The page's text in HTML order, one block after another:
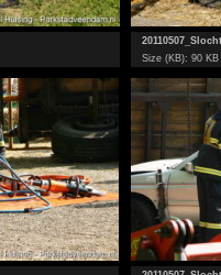
Size (KB): 90 KB